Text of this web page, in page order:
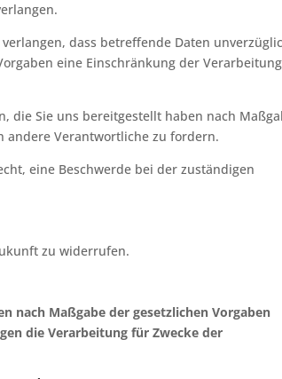
dass betreffende Daten
eine Einschränkung der
die Sie uns bereitgestellt haben nach
andere Verantwortliche zu fordern.
eine Beschwerde bei der zuständigen
zu widerrufen.
nach Maßgabe der gesetzlichen Vorgaben
die Verarbeitung für Zwecke der